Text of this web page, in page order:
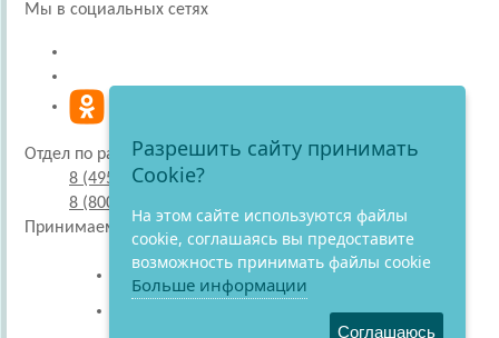
Мы в социальных сетях
Отдел по работе с покупателями
8 (495) 220-51-30
8 (800) 707-27-19
Принимаем к оплате
Разрешить сайту принимать
Cookie?
На этом сайте используются файлы
cookie, соглашаясь вы предоставите
возможность принимать файлы cookie
Больше информации
Соглашаюсь